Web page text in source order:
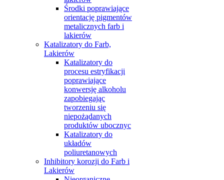
Środki poprawiające
orientację pigmentów
metalicznych farb i
lakierów
Katalizatory do Farb,
Lakierów
Katalizatory do
procesu estryfikacji
poprawiające
konwersję alkoholu
zapobiegając
tworzeniu się
niepożądanych
produktów ubocznyc
Katalizatory do
układów
poliuretanowych
Inhibitory korozji do Farb i
Lakierów